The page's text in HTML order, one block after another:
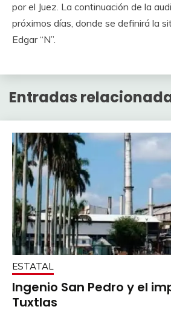
por el Juez. La continuación de la
próximos días, donde se definirá la
Edgar “N”.
Entradas
ESTATAL
Ingenio San Pedro y el
Tuxtlas